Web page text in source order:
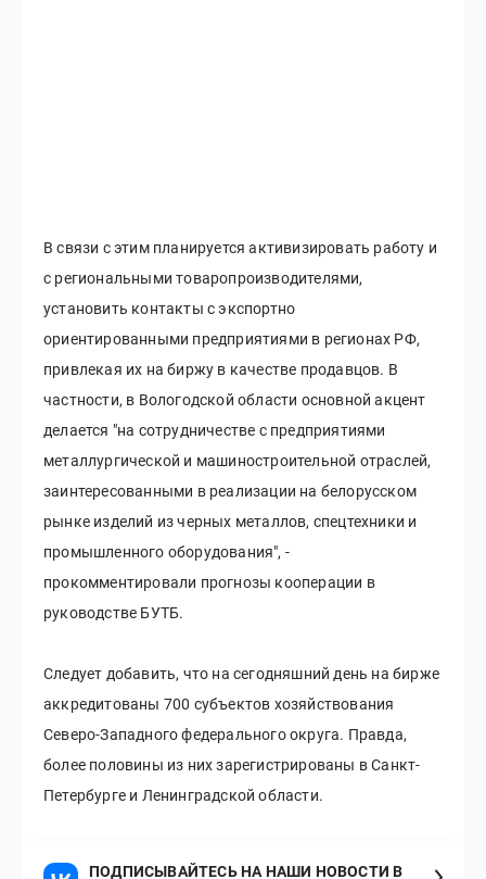
В связи с этим планируется активизировать работу и
с региональными товаропроизводителями,
установить контакты с экспортно
ориентированными предприятиями в регионах РФ,
привлекая их на биржу в качестве продавцов. В
частности, в Вологодской области основной акцент
делается "на сотрудничестве с предприятиями
металлургической и машиностроительной отраслей,
заинтересованными в реализации на белорусском
рынке изделий из черных металлов, спецтехники и
промышленного оборудования", -
прокомментировали прогнозы кооперации в
руководстве БУТБ.
Следует добавить, что на сегодняшний день на бирже
аккредитованы 700 субъектов хозяйствования
Северо-Западного федерального округа. Правда,
более половины из них зарегистрированы в Санкт-
Петербурге и Ленинградской области.
ПОДПИСЫВАЙТЕСЬ НА НАШИ НОВОСТИ В